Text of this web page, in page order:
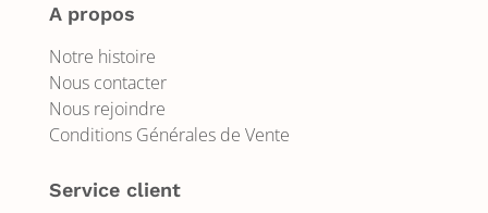
A propos
Notre histoire
Nous contacter
Nous rejoindre
Conditions Générales de Vente
Service client